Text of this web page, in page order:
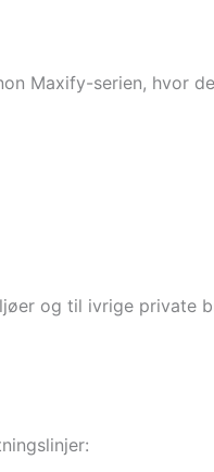
Maxify-serien, hvor
og til ivrige private